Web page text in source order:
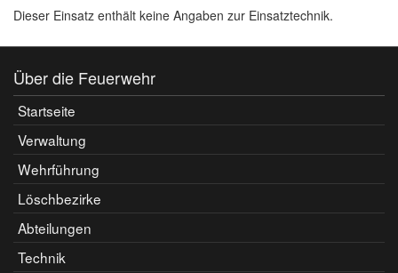
Dieser Einsatz enthält keine Angaben zur Einsatztechnik.
Über die Feuerwehr
Startseite
Verwaltung
Wehrführung
Löschbezirke
Abteilungen
Technik